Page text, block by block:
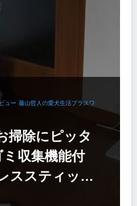
ュー 藤山哲人の愛犬生活プラスワ
掃除にピッタ
ミ収集機能付
ススティック
VC-